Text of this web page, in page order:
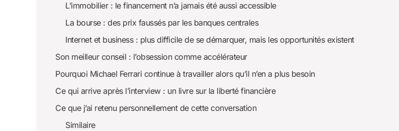
L’immobilier : le financement n’a jamais été aussi accessible
La bourse : des prix faussés par les banques centrales
Internet et business : plus difficile de se démarquer, mais les opportunités existent
Son meilleur conseil : l’obsession comme accélérateur
Pourquoi Michael Ferrari continue à travailler alors qu’il n’en a plus besoin
Ce qui arrive après l’interview : un livre sur la liberté financière
Ce que j’ai retenu personnellement de cette conversation
Similaire